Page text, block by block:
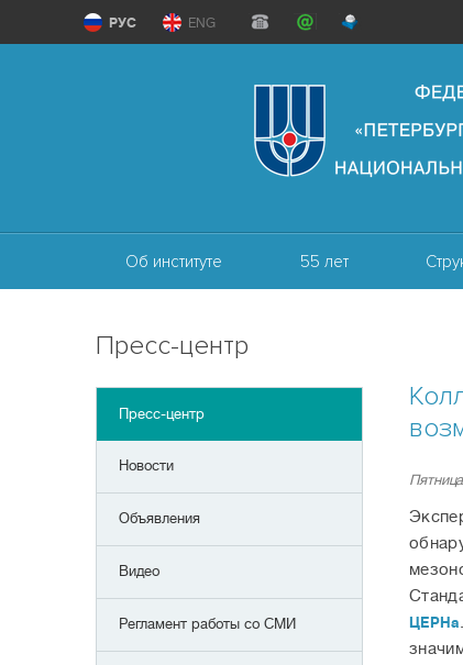
РУС ENG
Об институте 55 лет
Пресс-центр
Пресс-центр
Новости
Объявления
Видео
Регламент работы со СМИ
ЦЕРНа